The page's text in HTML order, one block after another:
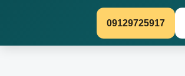
09129725917